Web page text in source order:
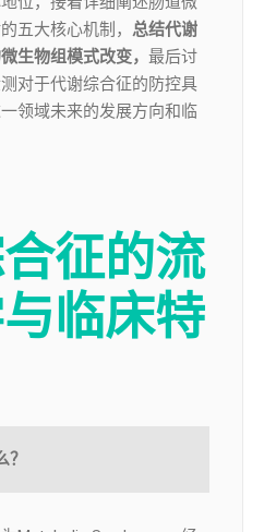
五大核心机制， 总结代谢
生物组模式改变， 最后讨
对于代谢综合征的防控具
领域未来的发展方向和临
征的流
临床特